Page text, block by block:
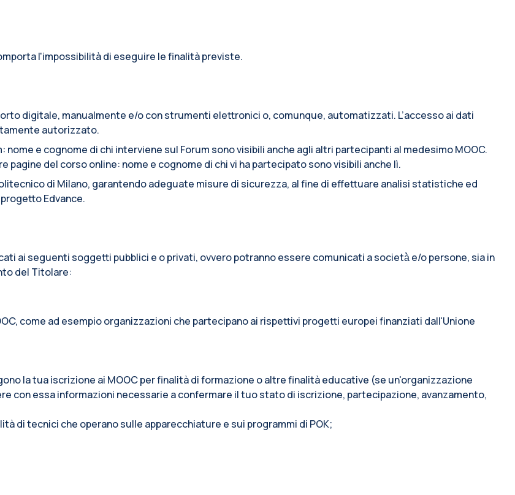
l'impossibilità di eseguire le finalità previste.
digitale, manualmente e/o con strumenti elettronici o, comunque, automatizzati. L’accesso ai dati
autorizzato.
e cognome di chi interviene sul Forum sono visibili anche agli altri partecipanti al medesimo MOOC.
del corso online: nome e cognome di chi vi ha partecipato sono visibili anche lì.
di Milano, garantendo adeguate misure di sicurezza, al fine di effettuare analisi statistiche ed
Edvance.
ai seguenti soggetti pubblici e o privati, ovvero potranno essere comunicati a società̀ e/o persone, sia in
del Titolare:
come ad esempio organizzazioni che partecipano ai rispettivi progetti europei finanziati dall'Unione
la tua iscrizione ai MOOC per finalità di formazione o altre finalità educative (se un'organizzazione
con essa informazioni necessarie a confermare il tuo stato di iscrizione, partecipazione, avanzamento,
di tecnici che operano sulle apparecchiature e sui programmi di POK;